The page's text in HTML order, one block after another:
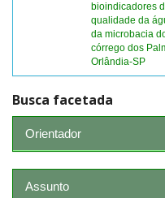
bioindicadores
qualidade da
da microbacia
córrego dos
Orlândia-SP
Busca facetada
Orientador
Assunto